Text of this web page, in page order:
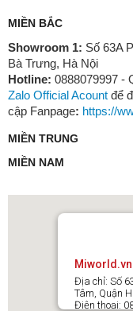
MIỀN BẮC
Showroom 1: Số 63A
Bà Trưng, Hà Nội
Hotline: 0888079997 -
Zalo Official Acount để
cập Fanpage: https://
MIỀN TRUNG
MIỀN NAM
Miworld.vn
Địa chỉ: Số
Tâm, Quận
Điện thoại: